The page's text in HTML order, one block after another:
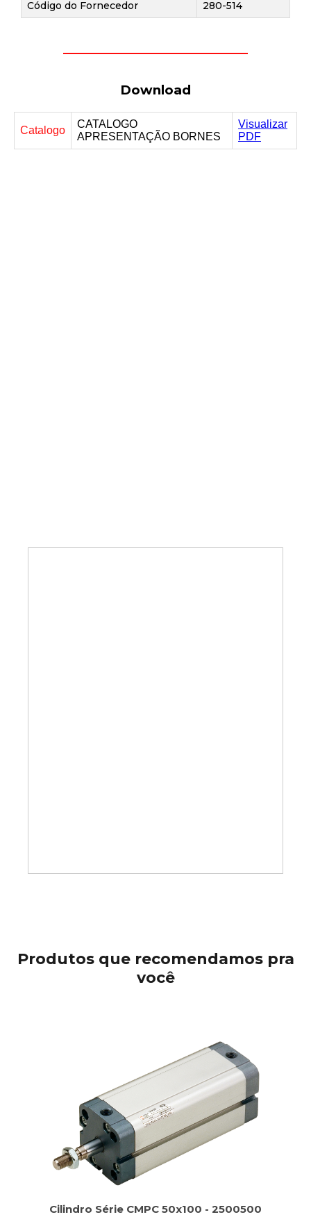
Código do Fornecedor 280-514
Download
Catalogo
CATALOGO
APRESENTAÇÃO BORNES
Visualizar
PDF
Produtos que recomendamos pra
você
Cilindro Série CMPC 50x100 - 2500500